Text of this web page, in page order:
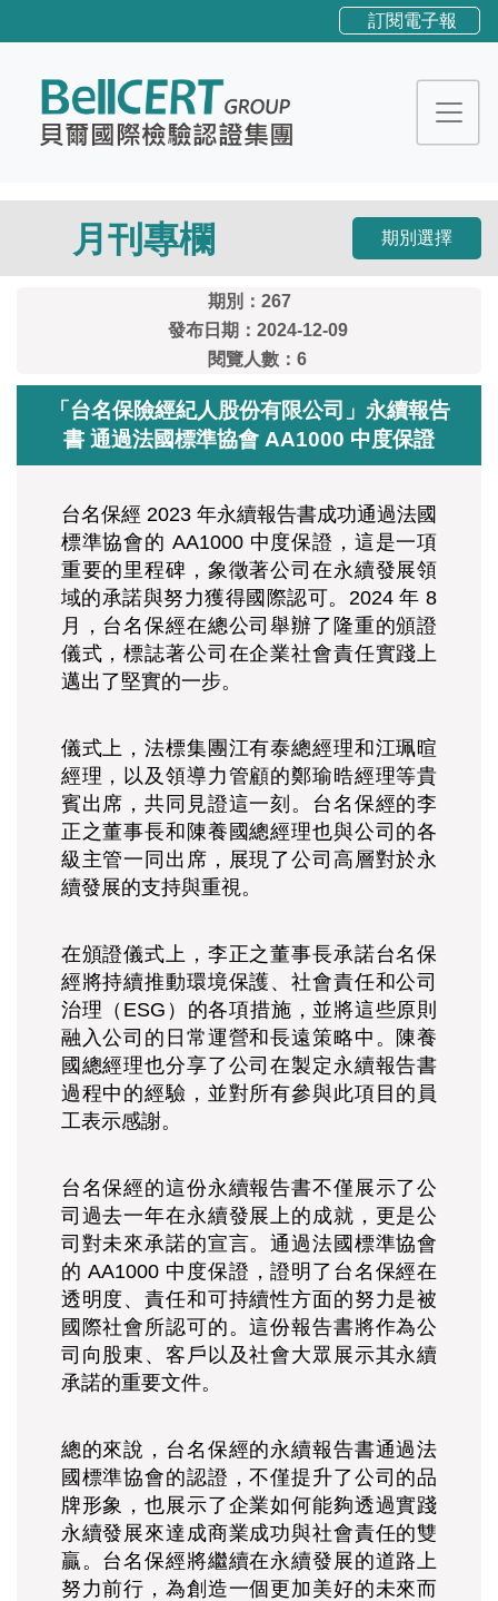
訂閱電子報
月刊專欄 期別選擇
期別：267
發布日期：2024-12-09
閱覽人數：6
「台名保險經紀人股份有限公司」永續報告
書 通過法國標準協會 AA1000 中度保證
台名保經 2023 年永續報告書成功通過法國
標準協會的 AA1000 中度保證，這是一項
重要的里程碑，象徵著公司在永續發展領
域的承諾與努力獲得國際認可。2024 年 8
月，台名保經在總公司舉辦了隆重的頒證
儀式，標誌著公司在企業社會責任實踐上
邁出了堅實的一步。
儀式上，法標集團江有泰總經理和江珮暄
經理，以及領導力管顧的鄭瑜晧經理等貴
賓出席，共同見證這一刻。台名保經的李
正之董事長和陳養國總經理也與公司的各
級主管一同出席，展現了公司高層對於永
續發展的支持與重視。
在頒證儀式上，李正之董事長承諾台名保
經將持續推動環境保護、社會責任和公司
治理（ESG）的各項措施，並將這些原則
融入公司的日常運營和長遠策略中。陳養
國總經理也分享了公司在製定永續報告書
過程中的經驗，並對所有參與此項目的員
工表示感謝。
台名保經的這份永續報告書不僅展示了公
司過去一年在永續發展上的成就，更是公
司對未來承諾的宣言。通過法國標準協會
的 AA1000 中度保證，證明了台名保經在
透明度、責任和可持續性方面的努力是被
國際社會所認可的。這份報告書將作為公
司向股東、客戶以及社會大眾展示其永續
承諾的重要文件。
總的來說，台名保經的永續報告書通過法
國標準協會的認證，不僅提升了公司的品
牌形象，也展示了企業如何能夠透過實踐
永續發展來達成商業成功與社會責任的雙
贏。台名保經將繼續在永續發展的道路上
努力前行，為創造一個更加美好的未來而